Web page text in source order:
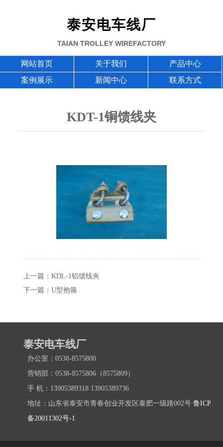
泰安电车线厂
TAIAN TROLLEY WIREFACTORY
网站首页 关于我们
产品中心
案例展示
新闻中心 联系方式
KDT-1铜馈线夹
上一篇：KDL-1铝馈线夹
下一篇：U型抱箍
泰安电车线厂
办公室：0538-8575800
营销部：0538-8575806（8575809）
手 机：13905389318 13905389736
地址：山东省泰安市青春创业开发区泰肥一级路002号 鲁ICP
备20011302号-1